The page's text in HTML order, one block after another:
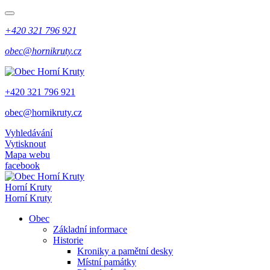
+420 321 796 921
obec@hornikruty.cz
+420 321 796 921
obec@hornikruty.cz
Vyhledávání
Vytisknout
Mapa webu
facebook
Horní Kruty
Horní Kruty
Obec
Základní informace
Historie
Kroniky a pamětní desky
Místní památky